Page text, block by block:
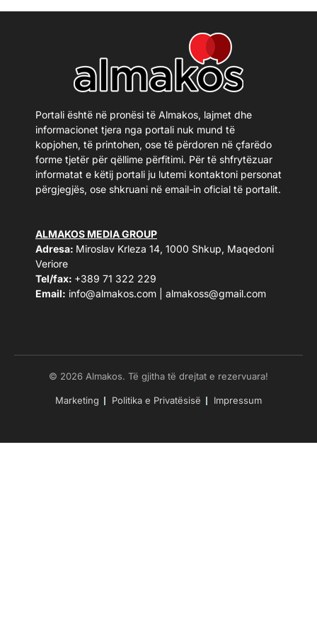
Portali është në pronësi të Almakos, lajmet dhe
informacionet tjera nga portali nuk mund të
kopjohen, të printohen, ose të përdoren në çfarëdo
forme tjetër për qëllime përfitimi. Për të shfrytëzuar
informatat e këtij portali ju lutemi kontaktoni personat
përgjegjës, ose shkruani në email-in oficial të portalit.
ALMAKOS MEDIA GROUP
Adresa: Miroslav Krleza 14, 1000 Shkup, Maqedoni
Veriore
Tel/fax: +389 71 322 229
Email: info@almakos.com almakoss@gmail.com
© 2026 Almakos. Të gjitha të drejtat e rezervuara!
Marketing Politika e Privatësisë Impressum